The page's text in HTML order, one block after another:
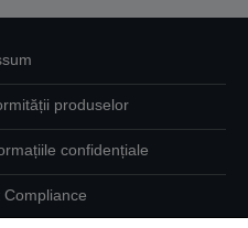
produselor
confidențiale
Compliance